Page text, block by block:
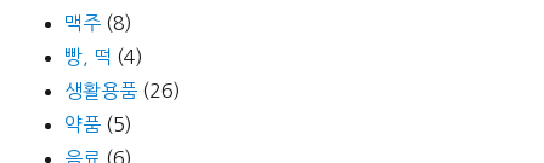
맥주 (8)
빵, 떡 (4)
생활용품 (26)
약품 (5)
음료 (6)